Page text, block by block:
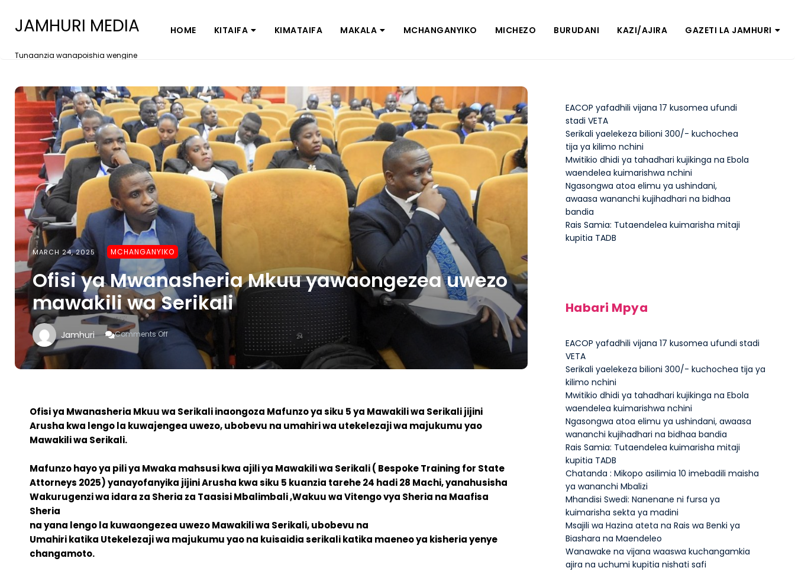
JAMHURI MEDIA
Tunaanzia wanapoishia wengine
HOME KITAIFA KIMATAIFA MAKALA MCHANGANYIKO MICHEZO BURUDANI KAZI/AJIRA GAZETI LA JAMHURI
MARCH 24, 2025 MCHANGANYIKO
Ofisi ya Mwanasheria Mkuu yawaongezea uwezo
mawakili wa Serikali
Jamhuri Comments Off
On
Mwanasheria
Mawakili
Wa
Serikali
Ofisi ya Mwanasheria Mkuu wa Serikali inaongoza Mafunzo ya siku 5 ya Mawakili wa Serikali jijini
Arusha kwa lengo la kuwajengea uwezo, ubobevu na umahiri wa utekelezaji wa majukumu yao
Mawakili wa Serikali.
Mafunzo hayo ya pili ya Mwaka mahsusi kwa ajili ya Mawakili wa Serikali ( Bespoke Training for State
Attorneys 2025) yanayofanyika jijini Arusha kwa siku 5 kuanzia tarehe 24 hadi 28 Machi, yanahusisha
Wakurugenzi wa idara za Sheria za Taasisi Mbalimbali ,Wakuu wa Vitengo vya Sheria na Maafisa
Sheria
na yana lengo la kuwaongezea uwezo Mawakili wa Serikali, ubobevu na
Umahiri katika Utekelezaji wa majukumu yao na kuisaidia serikali katika maeneo ya kisheria yenye
changamoto.
EACOP yafadhili vijana 17 kusomea ufundi
stadi VETA
Serikali yaelekeza bilioni 300/- kuchochea
tija ya kilimo nchini
Mwitikio dhidi ya tahadhari kujikinga na Ebola
waendelea kuimarishwa nchini
Ngasongwa atoa elimu ya ushindani,
awaasa wananchi kujihadhari na bidhaa
bandia
Rais Samia: Tutaendelea kuimarisha mitaji
kupitia TADB
Habari Mpya
EACOP yafadhili vijana 17 kusomea ufundi stadi
VETA
Serikali yaelekeza bilioni 300/- kuchochea tija ya
kilimo nchini
Mwitikio dhidi ya tahadhari kujikinga na Ebola
waendelea kuimarishwa nchini
Ngasongwa atoa elimu ya ushindani, awaasa
wananchi kujihadhari na bidhaa bandia
Rais Samia: Tutaendelea kuimarisha mitaji
kupitia TADB
Chatanda : Mikopo asilimia 10 imebadili maisha
ya wananchi Mbalizi
Mhandisi Swedi: Nanenane ni fursa ya
kuimarisha sekta ya madini
Msajili wa Hazina ateta na Rais wa Benki ya
Biashara na Maendeleo
Wanawake na vijana waaswa kuchangamkia
ajira na uchumi kupitia nishati safi